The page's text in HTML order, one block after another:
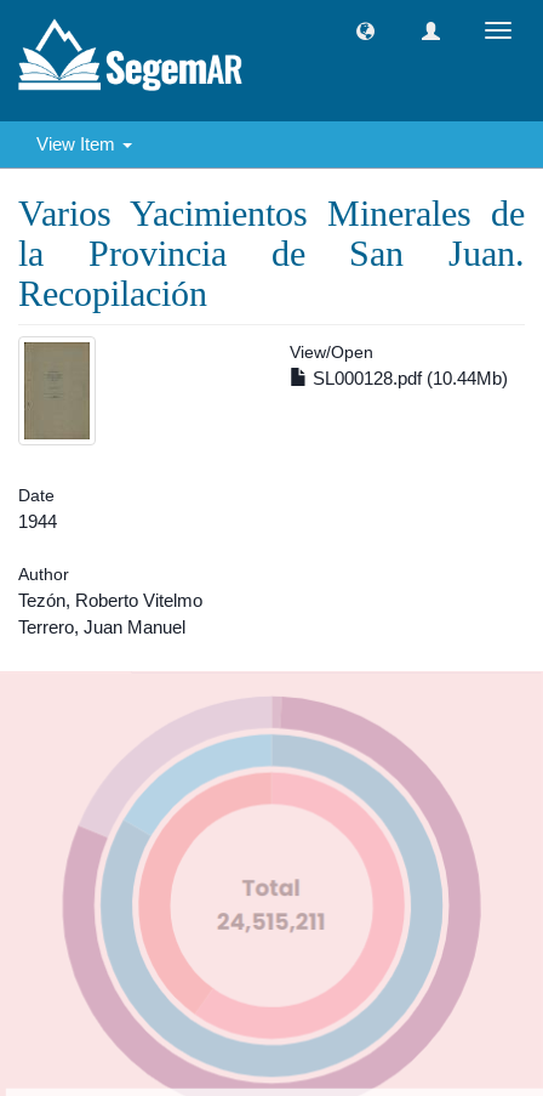
View Item
Varios Yacimientos Minerales de
la Provincia de San Juan.
Recopilación
View/Open
SL000128.pdf (10.44Mb)
Date
1944
Author
Tezón, Roberto Vitelmo
Terrero, Juan Manuel